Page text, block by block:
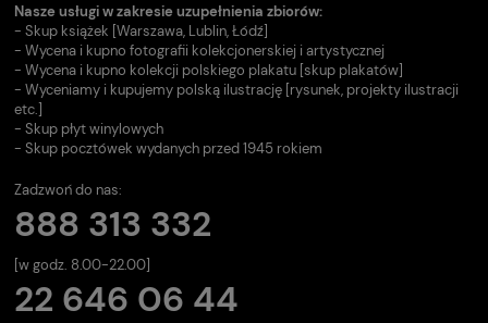
Nasze usługi w zakresie uzupełnienia zbiorów:
- Skup książek [Warszawa, Lublin, Łódź]
- Wycena i kupno fotografii kolekcjonerskiej i artystycznej
- Wycena i kupno kolekcji polskiego plakatu [skup plakatów]
- Wyceniamy i kupujemy polską ilustrację [rysunek, projekty ilustracji
etc.]
- Skup płyt winylowych
- Skup pocztówek wydanych przed 1945 rokiem
Zadzwoń do nas:
888 313 332
[w godz. 8.00-22.00]
22 646 06 44